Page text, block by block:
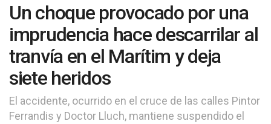
Un choque provocado por una
imprudencia hace descarrilar al
tranvía en el Marítim y deja
siete heridos
El accidente, ocurrido en el cruce de las calles Pintor
Ferrandis y Doctor Lluch, mantiene suspendido el